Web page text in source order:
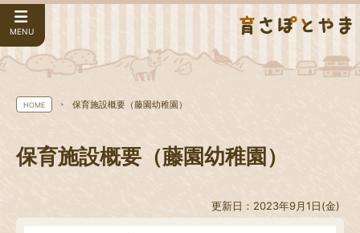
MENU
HOME 保育施設概要（藤園幼稚園）
保育施設概要（藤園幼稚園）
更新日：2023年9月1日(金)